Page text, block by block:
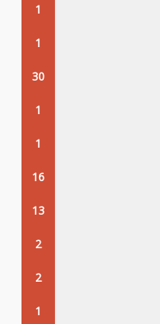
1
1
30
1
1
16
13
2
2
1